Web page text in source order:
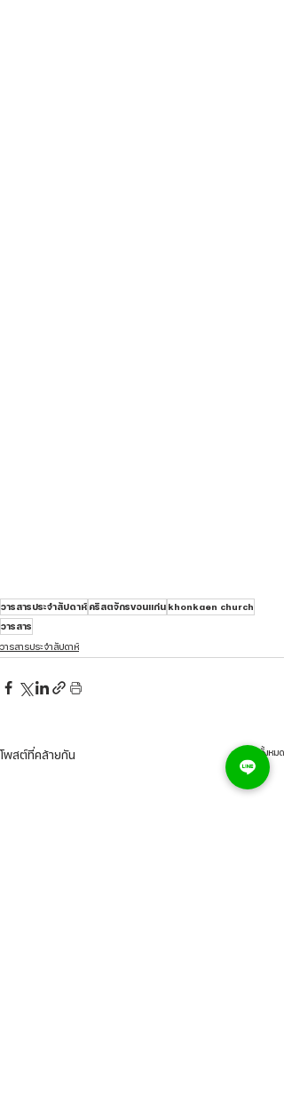
วารสารประจำสัปดาห์ คริสตจักรขอนแก่น khonkaen church
วารสาร
วารสารประจำสัปดาห์
โพสต์ที่คล้ายกัน ดูทั้งหมด